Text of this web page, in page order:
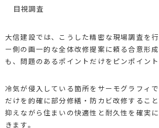
目視調査
大信建設では、こうした精密な現場調査を
ー側の画一的な全体改修提案に頼る合意形
も、問題のあるポイントだけをピンポイント
冷気が侵入している箇所をサーモグラフィ
だけを的確に部分修繕・防カビ改修するこ
抑えながら住まいの快適性と耐久性を確実
きます。